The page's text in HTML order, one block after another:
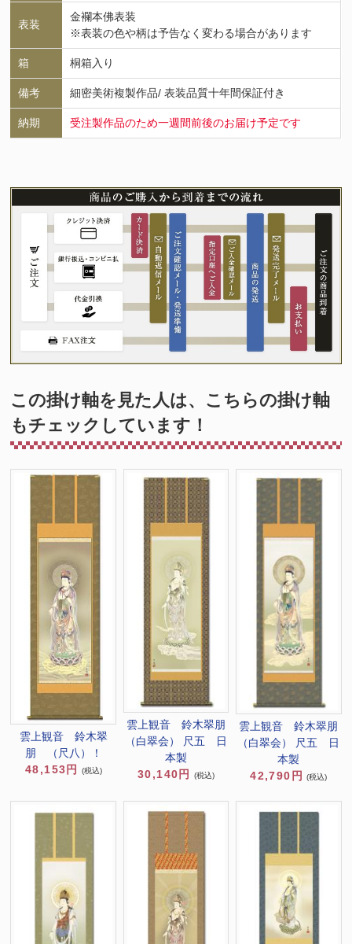
表装
金襴本佛表装
※表装の色や柄は予告なく変わる場合があります
箱 桐箱入り
備考 細密美術複製作品/ 表装品質十年間保証付き
納期 受注製作品のため一週間前後のお届け予定です
この掛け軸を見た人は、こちらの掛け軸
もチェックしています！
雲上観音 鈴木翠
朋 （尺八）！
48,153円
(税込)
雲上観音 鈴木翠朋
（白翠会） 尺五 日
本製
30,140円
(税込)
雲上観音 鈴木翠朋
（白翠会） 尺五 日
本製
42,790円
(税込)